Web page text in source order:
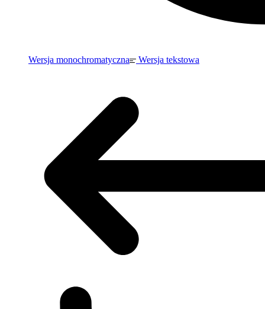
Wersja monochromatyczna Wersja tekstowa